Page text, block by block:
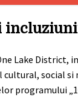
Lake District,
social
programului